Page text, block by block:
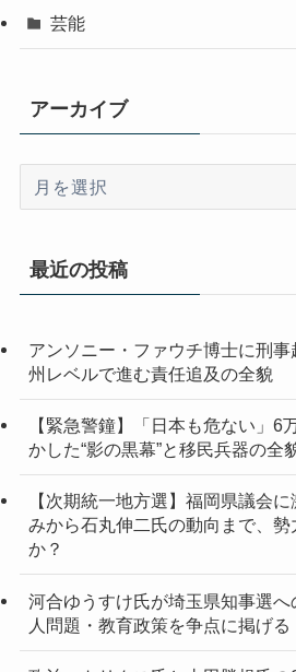
芸能
アーカイブ
イ
最近の投稿
アンソニー・ファウチ博士に刑事
州レベルで進む責任追及の全貌
【緊急警鐘】「日本も危ない」6
かした“影の黒幕”と移民兵器の全
【次期統一地方選】福岡県議会
みから石丸伸二氏の動向まで、
か？
河合ゆうすけ氏が埼玉県知事選
人問題・教育政策を争点に掲げる